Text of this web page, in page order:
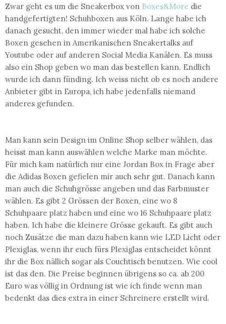
Zwar geht es um die Sneakerbox von Boxes&More die
handgefertigten! Schuhboxen aus Köln. Lange habe ich
danach gesucht, den immer wieder mal habe ich solche
Boxen gesehen in Amerikanischen Sneakertalks auf
Youtube oder auf anderen Social Media Kanälen. Es muss
also ein Shop geben wo man das bestellen kann. Endlich
wurde ich dann fünding. Ich weiss nicht ob es noch andere
Anbieter gibt in Europa, ich habe jedenfalls niemand
anderes gefunden.
Man kann sein Design im Online Shop selber wählen, das
heisst man kann auswählen welche Marke man möchte.
Für mich kam natürlich nur eine Jordan Box in Frage aber
die Adidas Boxen gefielen mir auch sehr gut. Danach kann
man auch die Schuhgrösse angeben und das Farbmuster
wählen. Es gibt 2 Grössen der Boxen, eine wo 8
Schuhpaare platz haben und eine wo 16 Schuhpaare platz
haben. Ich habe die kleinere Grösse gekauft. Es gibt auch
noch Zusätze die man dazu haben kann wie LED Licht oder
Plexiglas, wenn ihr euch fürs Plexiglas entscheidet könnt
ihr die Box nällich sogar als Couchtisch benutzen. Wie cool
ist das den. Die Preise beginnen übrigens so ca. ab 200
Euro was völlig in Ordnung ist wie ich finde wenn man
bedenkt das dies extra in einer Schreinere erstellt wird.